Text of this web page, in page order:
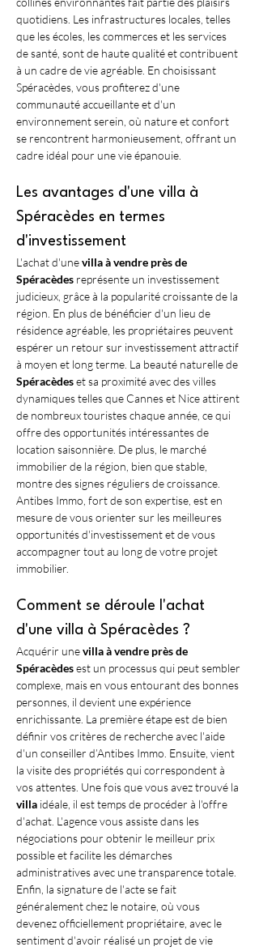
quotidiens. Les infrastructures locales, telles
que les écoles, les commerces et les services
de santé, sont de haute qualité et contribuent
à un cadre de vie agréable. En choisissant
Spéracèdes, vous profiterez d'une
communauté accueillante et d'un
environnement serein, où nature et confort
se rencontrent harmonieusement, offrant un
cadre idéal pour une vie épanouie.
Les avantages d'une villa à
Spéracèdes en termes
d'investissement
L'achat d'une villa à vendre près de
Spéracèdes représente un investissement
judicieux, grâce à la popularité croissante de la
région. En plus de bénéficier d'un lieu de
résidence agréable, les propriétaires peuvent
espérer un retour sur investissement attractif
à moyen et long terme. La beauté naturelle de
Spéracèdes et sa proximité avec des villes
dynamiques telles que Cannes et Nice attirent
de nombreux touristes chaque année, ce qui
offre des opportunités intéressantes de
location saisonnière. De plus, le marché
immobilier de la région, bien que stable,
montre des signes réguliers de croissance.
Antibes Immo, fort de son expertise, est en
mesure de vous orienter sur les meilleures
opportunités d'investissement et de vous
accompagner tout au long de votre projet
immobilier.
Comment se déroule l'achat
d'une villa à Spéracèdes ?
Acquérir une villa à vendre près de
Spéracèdes est un processus qui peut sembler
complexe, mais en vous entourant des bonnes
personnes, il devient une expérience
enrichissante. La première étape est de bien
définir vos critères de recherche avec l'aide
d'un conseiller d’Antibes Immo. Ensuite, vient
la visite des propriétés qui correspondent à
vos attentes. Une fois que vous avez trouvé la
villa idéale, il est temps de procéder à l'offre
d'achat. L'agence vous assiste dans les
négociations pour obtenir le meilleur prix
possible et facilite les démarches
administratives avec une transparence totale.
Enfin, la signature de l'acte se fait
généralement chez le notaire, où vous
devenez officiellement propriétaire, avec le
sentiment d'avoir réalisé un projet de vie